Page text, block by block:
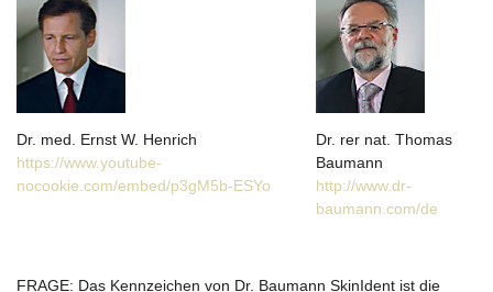
Dr. med. Ernst W. Henrich
https://www.youtube-
nocookie.com/embed/p3gM5b-ESYo
Dr. rer nat. Thomas
Baumann
http://www.dr-
baumann.com/de
FRAGE: Das Kennzeichen von Dr. Baumann SkinIdent ist die